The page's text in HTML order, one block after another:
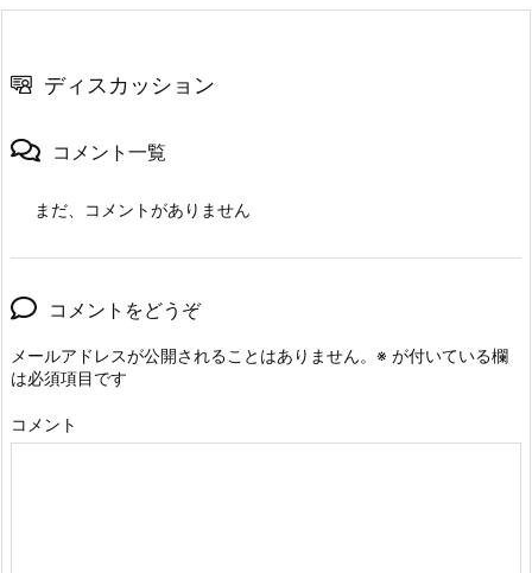
ディスカッション
コメント一覧
まだ、コメントがありません
コメントをどうぞ
メールアドレスが公開されることはありません。 ※ が付いている欄
は必須項目です
コメント